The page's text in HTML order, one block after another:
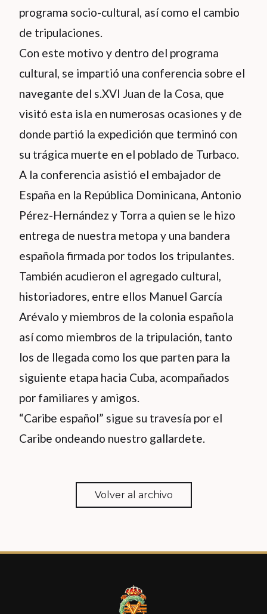
programa socio-cultural, así como el cambio
de tripulaciones.
Con este motivo y dentro del programa
cultural, se impartió una conferencia sobre el
navegante del s.XVI Juan de la Cosa, que
visitó esta isla en numerosas ocasiones y de
donde partió la expedición que terminó con
su trágica muerte en el poblado de Turbaco.
A la conferencia asistió el embajador de
España en la República Dominicana, Antonio
Pérez-Hernández y Torra a quien se le hizo
entrega de nuestra metopa y una bandera
española firmada por todos los tripulantes.
También acudieron el agregado cultural,
historiadores, entre ellos Manuel García
Arévalo y miembros de la colonia española
así como miembros de la tripulación, tanto
los de llegada como los que parten para la
siguiente etapa hacia Cuba, acompañados
por familiares y amigos.
“Caribe español” sigue su travesía por el
Caribe ondeando nuestro gallardete.
Volver al archivo